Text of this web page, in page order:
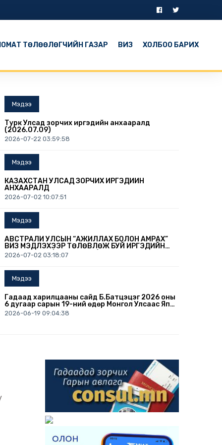
ТӨЛӨӨЛӨГЧИЙН ГАЗАР ВИЗ ХОЛБОО БАРИХ
Мэдээ
Турк Улсад зорчих иргэдийн анхааралд
(2026.07.09)
2026-07-22 03:59:58
Мэдээ
КАЗАХСТАН УЛСАД ЗОРЧИХ ИРГЭДИЙН
АНХААРАЛД
2026-07-02 10:07:51
Мэдээ
АВСТРАЛИ УЛСЫН “АЖИЛЛАХ БОЛОН АМРАХ”
ВИЗ МЭДҮҮЛЭХЭЭР ТӨЛӨВЛӨЖ БУЙ ИРГЭДИЙН
АНХААРАЛД /2026.07.02/
2026-07-02 03:18:07
Мэдээ
Гадаад харилцааны сайд Б.Батцэцэг 2026 оны
6 дугаар сарын 19-ний өдөр Монгол Улсаас Япон
Улсын Осака хотноо суух Ерөнхий консул
А.Дэлгэрмаад Консулын патентыг нь
2026-06-19 09:04:38
ЗӨВШӨӨРӨЛ ХҮСЭХЭЭР ТӨЛӨВЛӨЖ БУЙ
2026-06-12 02:55:00
ИРГЭДИЙН АНХААРАЛД (2026.06.10)
2026-06-10 09:31:08